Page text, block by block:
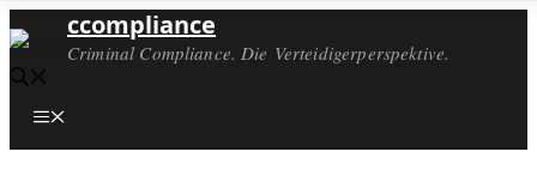
ccompliance
Criminal Compliance. Die Verteidigerperspektive.
Menü